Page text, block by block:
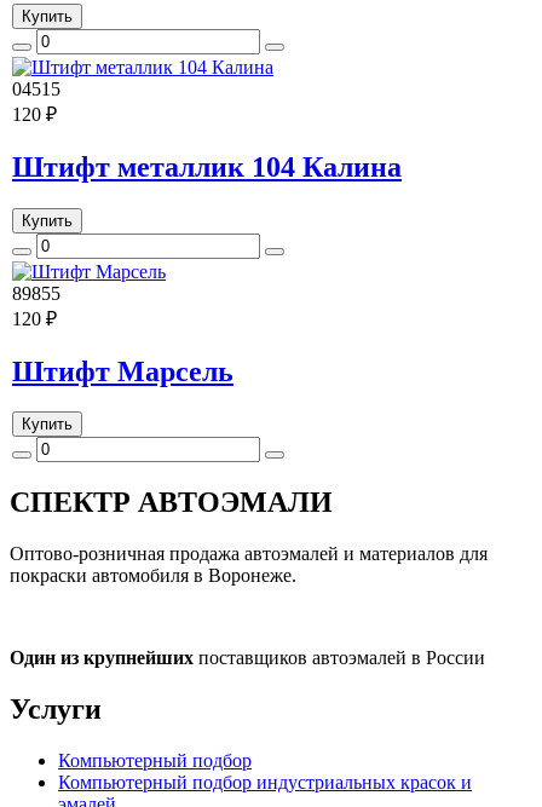
Купить
04515
120 ₽
Штифт металлик 104 Калина
Купить
89855
120 ₽
Штифт Марсель
Купить
СПЕКТР АВТОЭМАЛИ
Оптово-розничная продажа автоэмалей и материалов для
покраски автомобиля в Воронеже.
Один из крупнейших поставщиков автоэмалей в России
Услуги
Компьютерный подбор
Компьютерный подбор индустриальных красок и